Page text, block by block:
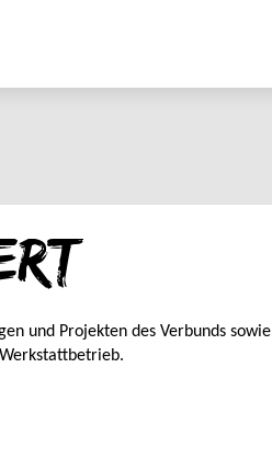
und Projekten des Verbunds sowie